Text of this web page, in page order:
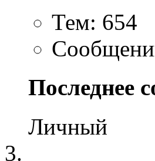
Тем: 654
Последнее
Личный